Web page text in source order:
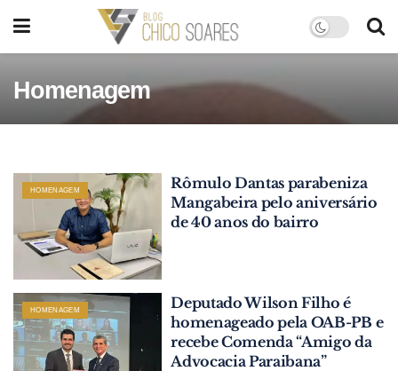
Homenagem
HOMENAGEM
Rômulo Dantas parabeniza
Mangabeira pelo aniversário
de 40 anos do bairro
HOMENAGEM
Deputado Wilson Filho é
homenageado pela OAB-PB e
recebe Comenda “Amigo da
Advocacia Paraibana”